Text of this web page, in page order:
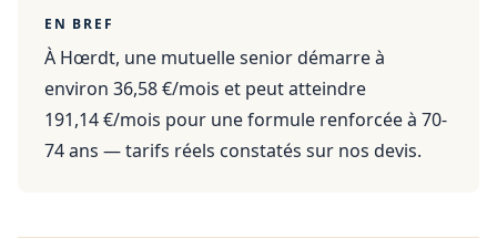
EN BREF
À Hœrdt, une mutuelle senior démarre à
environ 36,58 €/mois et peut atteindre
191,14 €/mois pour une formule renforcée à 70-
74 ans — tarifs réels constatés sur nos devis.